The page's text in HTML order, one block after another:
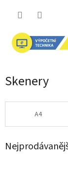
Skenery
A4